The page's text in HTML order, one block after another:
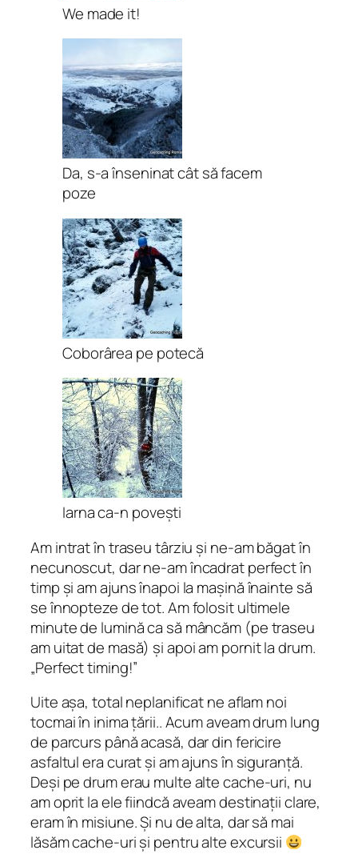
We made it!
Da, s-a înseninat cât să facem
poze
Coborârea pe potecă
Iarna ca-n povești
Am intrat în traseu târziu și ne-am băgat în
necunoscut, dar ne-am încadrat perfect în
timp și am ajuns înapoi la mașină înainte să
se înnopteze de tot. Am folosit ultimele
minute de lumină ca să mâncăm (pe traseu
am uitat de masă) și apoi am pornit la drum.
„Perfect timing!”
Uite așa, total neplanificat ne aflam noi
tocmai în inima țării.. Acum aveam drum lung
de parcurs până acasă, dar din fericire
asfaltul era curat și am ajuns în siguranță.
Deși pe drum erau multe alte cache-uri, nu
am oprit la ele fiindcă aveam destinații clare,
eram în misiune. Și nu de alta, dar să mai
lăsăm cache-uri și pentru alte excursii